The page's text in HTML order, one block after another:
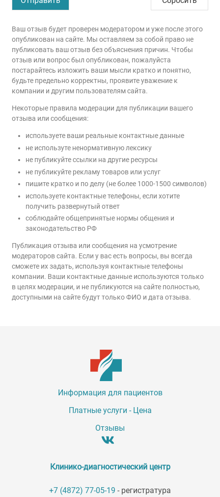
Ваш отзыв будет проверен модератором и уже после этого
опубликован на сайте. Мы оставляем за собой право не
публиковать ваш отзыв без объяснения причин. Чтобы
отзыв или вопрос был опубликован, пожалуйста
постарайтесь изложить ваши мысли кратко и понятно,
будьте предельно корректны, проявите уважение к
компании и другим пользователям сайта.
Некоторые правила модерации для публикации вашего
отзыва или сообщения:
используете ваши реальные контактные данные
не используте ненормативную лексику
не публикуйте ссылки на другие ресурсы
не публикуйте рекламу товаров или услуг
пишите кратко и по делу (не более 1000-1500 символов)
используете контактные телефоны, если хотите
получить развернутый ответ
соблюдайте общепринятые нормы общения и
законодательство РФ
Публикация отзыва или сообщения на усмотрение
модераторов сайта. Если у вас есть вопросы, вы всегда
сможете их задать, используя контактные телефоны
компании. Ваши контактные данные используются только
в целях модерации, и не публикуются на сайте полностью,
доступными на сайте будут только ФИО и дата отзыва.
Информация для пациентов
Платные услуги - Цена
Отзывы
Клинико-диагностический центр
+7 (4872) 77-05-19 - регистратура